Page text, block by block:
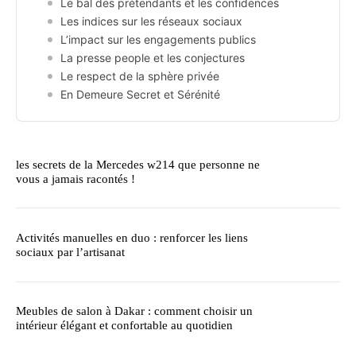
Le bal des prétendants et les confidences
Les indices sur les réseaux sociaux
L’impact sur les engagements publics
La presse people et les conjectures
Le respect de la sphère privée
En Demeure Secret et Sérénité
les secrets de la Mercedes w214 que personne ne
vous a jamais racontés !
Activités manuelles en duo : renforcer les liens
sociaux par l’artisanat
Meubles de salon à Dakar : comment choisir un
intérieur élégant et confortable au quotidien